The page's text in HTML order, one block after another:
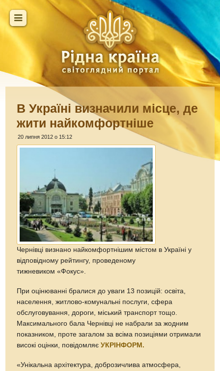
В Україні визначили місце, де
жити найкомфортніше
20 липня 2012 о 15:12
Чернівці визнано найкомфортнішим містом в Україні у
відповідному рейтингу, проведеному
тижневиком «Фокус».
При оцінюванні бралися до уваги 13 позицій: освіта,
населення, житлово-комунальні послуги, сфера
обслуговування, дороги, міський транспорт тощо.
Максимального бала Чернівці не набрали за жодним
показником, проте загалом за всіма позиціями отримали
високі оцінки, повідомляєУКРІНФОРМ.
«Унікальна архітектура, доброзичлива атмосфера,